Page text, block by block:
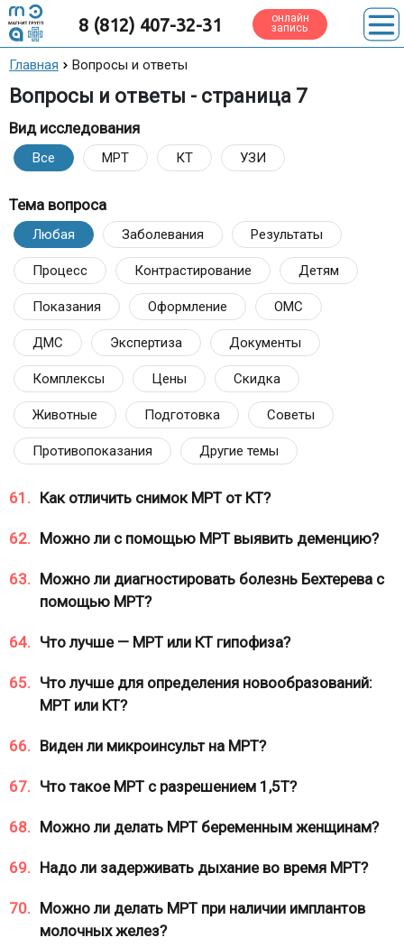
8 (812) 407-32-31 онлайн
запись
Главная Вопросы и ответы
Вопросы и ответы - страница 7
Вид исследования
Все МРТ КТ УЗИ
Тема вопроса
Любая Заболевания Результаты
Процесс Контрастирование Детям
Показания Оформление ОМС
ДМС Экспертиза Документы
Комплексы Цены Скидка
Животные Подготовка Советы
Противопоказания Другие темы
61. Как отличить снимок МРТ от КТ?
62. Можно ли с помощью МРТ выявить деменцию?
63.
Можно ли диагностировать болезнь Бехтерева с
помощью МРТ?
64. Что лучше — МРТ или КТ гипофиза?
65. Что лучше для определения новообразований:
МРТ или КТ?
66. Виден ли микроинсульт на МРТ?
67. Что такое МРТ с разрешением 1,5Т?
68. Можно ли делать МРТ беременным женщинам?
69. Надо ли задерживать дыхание во время МРТ?
70.
Можно ли делать МРТ при наличии имплантов
молочных желез?